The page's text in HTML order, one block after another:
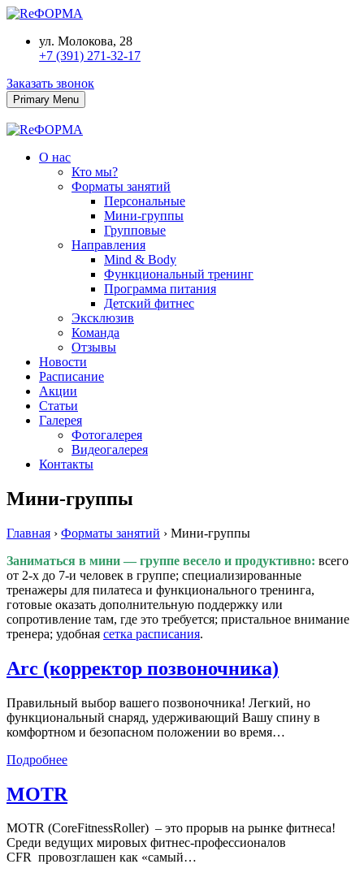
ул. Молокова, 28
+7 (391) 271-32-17
Заказать звонок
Primary Menu
О нас
Кто мы?
Форматы занятий
Персональные
Мини-группы
Групповые
Направления
Mind & Body
Функциональный тренинг
Программа питания
Детский фитнес
Эксклюзив
Команда
Отзывы
Новости
Расписание
Акции
Статьи
Галерея
Фотогалерея
Видеогалерея
Контакты
Мини-группы
Главная › Форматы занятий › Мини-группы
Заниматься в мини — группе весело и продуктивно: всего
от 2-х до 7-и человек в группе; специализированные
тренажеры для пилатеса и функционального тренинга,
готовые оказать дополнительную поддержку или
сопротивление там, где это требуется; пристальное внимание
тренера; удобная сетка расписания.
Arc (корректор позвоночника)
Правильный выбор вашего позвоночника! Легкий, но
функциональный снаряд, удерживающий Вашу спину в
комфортном и безопасном положении во время…
Подробнее
MOTR
MOTR (CoreFitnessRoller) – это прорыв на рынке фитнеса!
Среди ведущих мировых фитнес-профессионалов
CFR провозглашен как «самый…